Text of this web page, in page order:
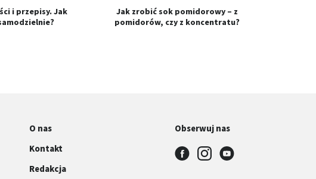
i przepisy. Jak
Jak zrobić sok pomidorowy – z
pomidorów, czy z koncentratu?
O nas
Kontakt
Redakcja
Obserwuj nas